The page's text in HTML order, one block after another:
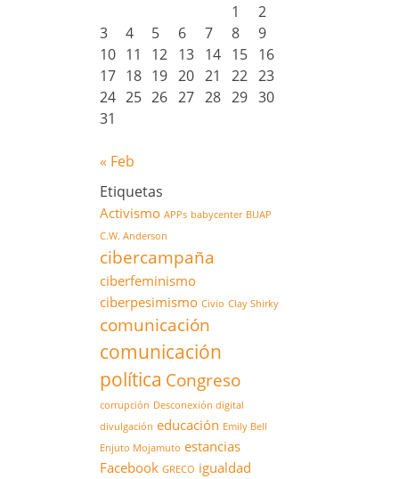
1
2
3
4 5 6 7 8
9
10 11 12 13 14 15 16
17 18 19 20 21 22 23
24 25 26 27 28 29 30
31
« Feb
Etiquetas
Activismo APPs babycenter BUAP
C.W. Anderson
cibercampaña
ciberfeminismo
ciberpesimismo Civio Clay Shirky
comunicación
comunicación
política Congreso
corrupción Desconexión digital
divulgación educación Emily Bell
Enjuto Mojamuto estancias
Facebook GRECO igualdad